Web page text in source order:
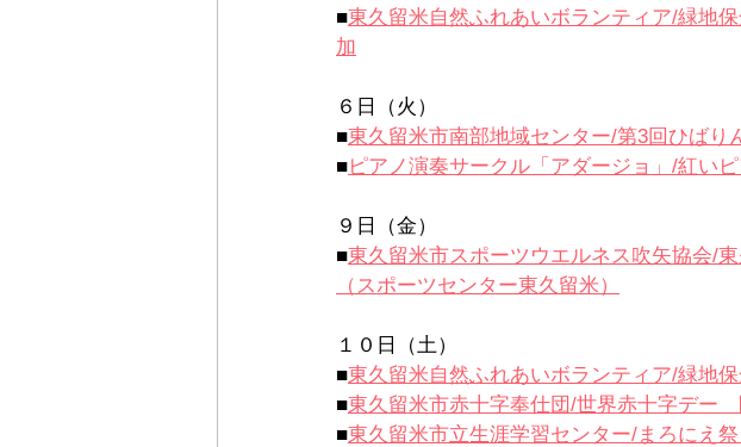
■東久留米自然ふれあいボランティア/緑地
加
６日（火）
■東久留米市南部地域センター/第3回ひばり
■ピアノ演奏サークル「アダージョ」/紅い
９日（金）
■東久留米市スポーツウエルネス吹矢協会/
（スポーツセンター東久留米）
１０日（土）
■東久留米自然ふれあいボランティア/緑地
■東久留米市赤十字奉仕団/世界赤十字デー
■東久留米市立生涯学習センター/まろにえ